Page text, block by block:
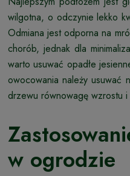
wilgotna, o odczynie lekko
Odmiana jest odporna na
chorób, jednak dla
warto usuwać opadłe
owocowania należy usuwać
drzewu równowagę wzrostu
w ogrodzie